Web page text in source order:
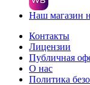
Наш магазин
Контакты
Лицензии
Публичная
О нас
Политика